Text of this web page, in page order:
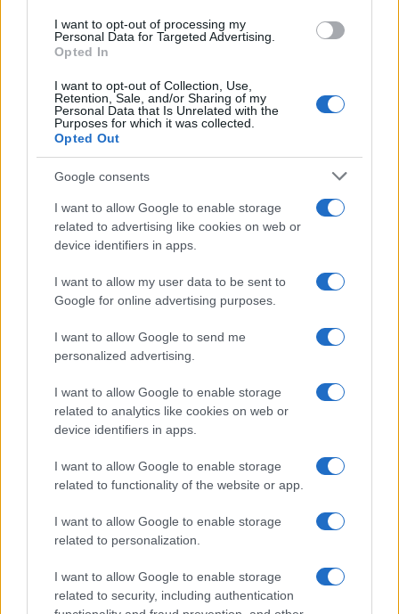
I want to opt-out of processing my
Personal Data for Targeted Advertising.
Opted In
I want to opt-out of Collection, Use,
Retention, Sale, and/or Sharing of my
Personal Data that Is Unrelated with the
Purposes for which it was collected.
Opted Out
Google consents
I want to allow Google to enable storage
related to advertising like cookies on web or
device identifiers in apps.
I want to allow my user data to be sent to
Google for online advertising purposes.
I want to allow Google to send me
personalized advertising.
I want to allow Google to enable storage
related to analytics like cookies on web or
device identifiers in apps.
I want to allow Google to enable storage
related to functionality of the website or app.
I want to allow Google to enable storage
related to personalization.
I want to allow Google to enable storage
related to security, including authentication
A történtek Németországban is jelentős
médiafigyelmet keltettek, ahonnan a legtöbb
Ausztriába utazó turista érkezett. A tiroli
hatóságok szerint minden szükséges lépést
időben megtettek, noha többen ezt máig
vitatják. Vannak, akik szerint például azzal is
nagy hibát követtek el, hogy több száz ember
számára hagyták, hogy más, környező
helyeken szálljanak meg, miután elhagyták
Ischglt.
Különösen sokan utazhattak át Innsbruckon,
a régió egyik legfontosabb központján. Az ő
esetükben örök kérdés marad: azóta vajon
milyen messzire hordozták el magukkal a
vírust?
Kurz a koronavírusról: „Hála Istennek
Netanjahu tanácsaiért”
hétfői cikke szerint vizsgálat indul
azzal a bárral szemben, ahol valószínűleg